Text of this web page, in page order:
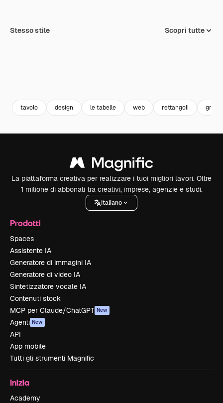
Stesso stile Scopri tutte
tavolo design le tabelle web rettangoli griglia
La piattaforma creativa per realizzare i tuoi migliori lavori. Oltre
1 milione di abbonati tra creativi, imprese, agenzie e studi.
Italiano
Prodotti
Spaces
Assistente IA
Generatore di immagini IA
Generatore di video IA
Sintetizzatore vocale IA
Contenuti stock
MCP per Claude/ChatGPT New
Agenti New
API
App mobile
Tutti gli strumenti Magnific
Inizia
Academy